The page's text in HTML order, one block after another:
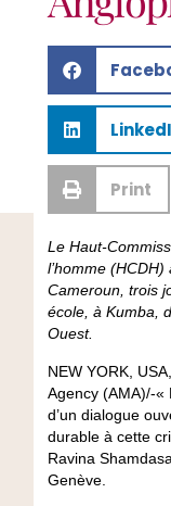
Print
Le Haut-
l’homme
Cameroun, trois
école, à Kumba,
Ouest.
NEW YORK,
Agency (AMA)/-«
d’un dialogue
durable à cette
Ravina
Genève.